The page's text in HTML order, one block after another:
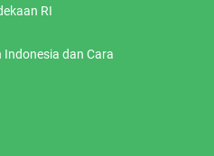
RI
Indonesia dan Cara